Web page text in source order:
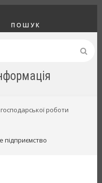
ПОШУК
роботи
підприємство